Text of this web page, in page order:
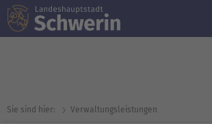
Sie sind hier: Verwaltungsleistungen